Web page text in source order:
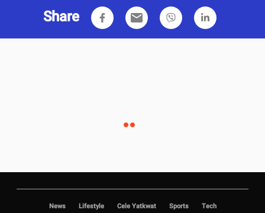
Share email
News Lifestyle Cele Yatkwat Sports Tech